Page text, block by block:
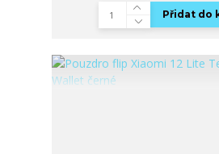
Přidat do